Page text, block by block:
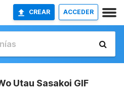
CREAR ACCEDER
Utau Sasakoi GIF